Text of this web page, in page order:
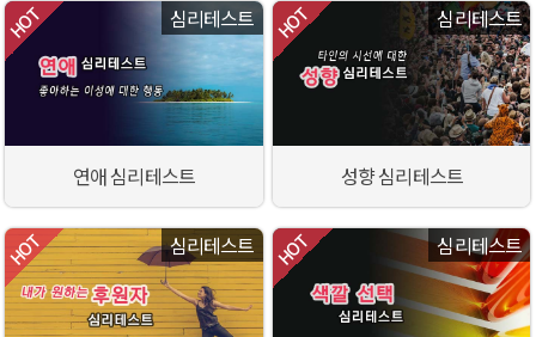
심리테스트
연애 심리테스트
심리테스트
성향 심리테스트
심리테스트 심리테스트